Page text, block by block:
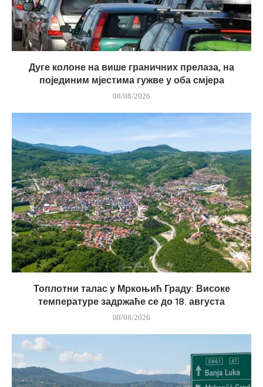
Дуге колоне на више граничних прелаза, на
појединим мјестима гужве у оба смјера
08/08/2026
Топлотни талас у Мркоњић Граду: Високе
температуре задржаће се до 18. августа
08/08/2026